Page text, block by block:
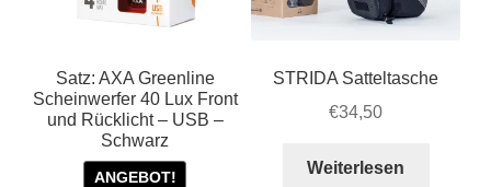
Satz: AXA Greenline
Scheinwerfer 40 Lux Front
und Rücklicht – USB –
Schwarz
ANGEBOT!
STRIDA Satteltasche
€34,50
Weiterlesen